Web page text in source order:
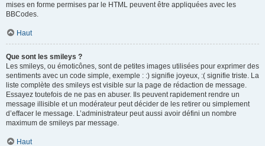
mises en forme permises par le HTML peuvent être appliquées avec les
BBCodes.
Haut
Que sont les smileys ?
Les smileys, ou émoticônes, sont de petites images utilisées pour exprimer des
sentiments avec un code simple, exemple : :) signifie joyeux, :( signifie triste. La
liste complète des smileys est visible sur la page de rédaction de message.
Essayez toutefois de ne pas en abuser. Ils peuvent rapidement rendre un
message illisible et un modérateur peut décider de les retirer ou simplement
d’effacer le message. L’administrateur peut aussi avoir défini un nombre
maximum de smileys par message.
Haut